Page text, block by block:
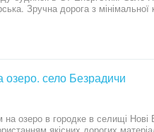
Зручна дорога з мінімальної
- Кухня з вітальнею - Кабінет
с выходом на озеро. село Безрадичи